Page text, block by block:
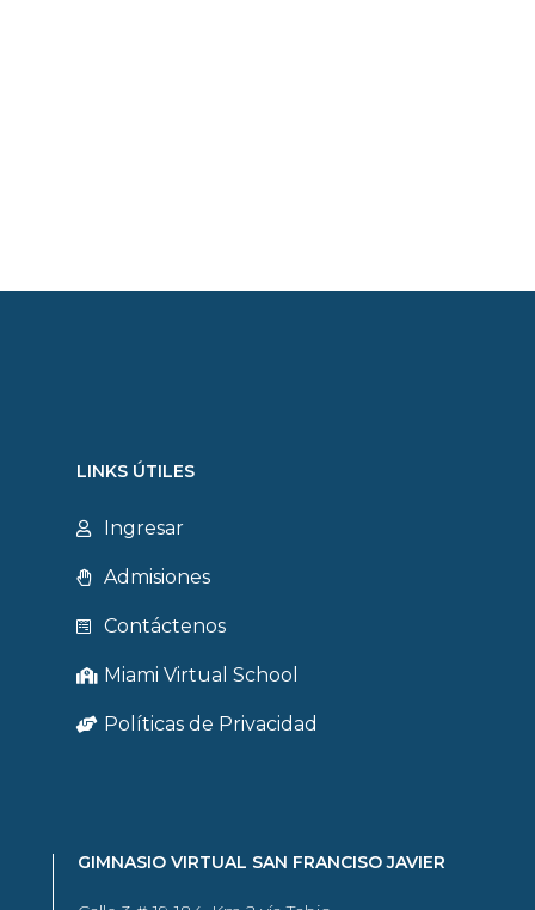
LINKS ÚTILES
Ingresar
Admisiones
Contáctenos
Miami Virtual School
Políticas de Privacidad
GIMNASIO VIRTUAL SAN FRANCISO JAVIER